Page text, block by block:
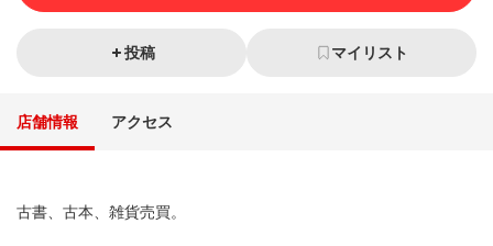
投稿 マイリスト
店舗情報 アクセス
古書、古本、雑貨売買。